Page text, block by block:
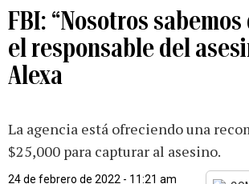
FBI: “Nosotros
el responsable del
Alexa
La agencia está ofreciendo una
$25,000 para capturar al asesino.
24 de febrero de 2022 - 11:21 am